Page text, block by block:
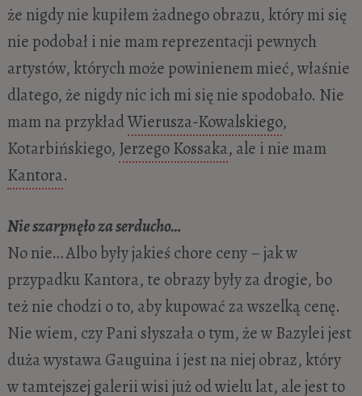
że nigdy nie kupiłem żadnego obrazu, który mi się
nie podobał i nie mam reprezentacji pewnych
artystów, których może powinienem mieć, właśnie
dlatego, że nigdy nic ich mi się nie spodobało. Nie
mam na przykładWierusza-Kowalskiego,
Kotarbińskiego, Jerzego Kossaka, ale i nie mam
Kantora.
Nie szarpnęło za serducho…
No nie… Albo były jakieś chore ceny – jak w
przypadku Kantora, te obrazy były za drogie, bo
też nie chodzi o to, aby kupować za wszelką cenę.
Nie wiem, czy Pani słyszała o tym, że w Bazylei jest
duża wystawa Gauguina i jest na niej obraz, który
w tamtejszej galerii wisi już od wielu lat, ale jest to